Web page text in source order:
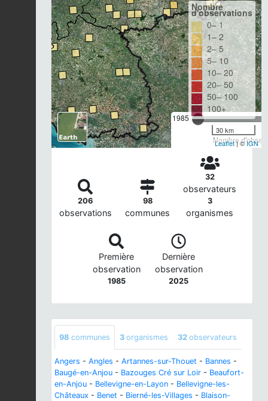
1985
Nombre
Nombre
d'observations
0– 1
1– 2
2– 5
5– 10
10– 20
20– 50
50– 100
100+
30 km
Leaflet| ©IGN
206
observations
98
communes
32
observateurs
3
organismes
Première
observation
1985
Dernière
observation
2025
98 communes 3 organismes 32 observateurs
Angers - Angles - Artannes-sur-Thouet - Bannes -
Baugé-en-Anjou - Bazouges Cré sur Loir - Beaufort-
en-Anjou - Bellevigne-en-Layon - Bellevigne-les-
Châteaux - Benet - Bierné-les-Villages - Blaison-